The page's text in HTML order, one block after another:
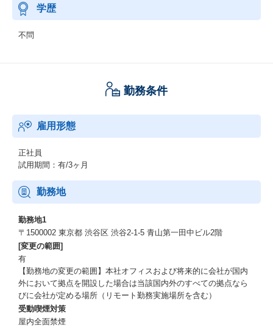
学歴
不問
勤務条件
雇用形態
正社員
試用期間：有/3ヶ月
勤務地
勤務地1
〒1500002 東京都 渋谷区 渋谷2-1-5 青山第一田中ビル2階
[変更の範囲]
有
【勤務地の変更の範囲】本社オフィスおよび将来的に会社が国内
外において拠点を開設した場合は当該国内外のすべての拠点なら
びに会社が定める場所（リモート勤務実施場所を含む）
受動喫煙対策
屋内全面禁煙